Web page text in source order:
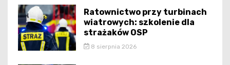
Ratownictwo przy turbinach
wiatrowych: szkolenie dla
strażaków OSP
8 sierpnia 2026